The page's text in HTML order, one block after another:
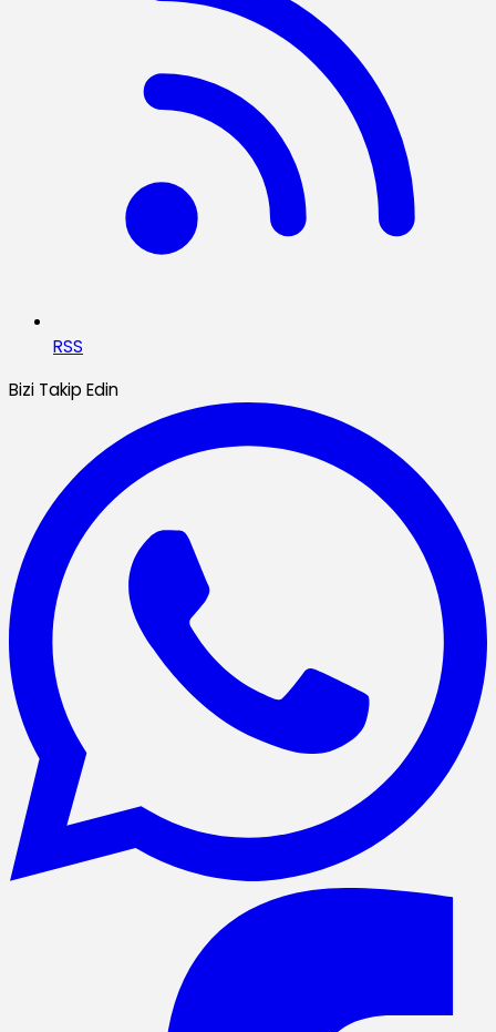
RSS
Bizi Takip Edin